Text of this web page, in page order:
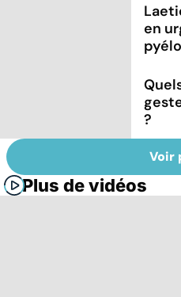
en
?
Voir
Plus de vidéos